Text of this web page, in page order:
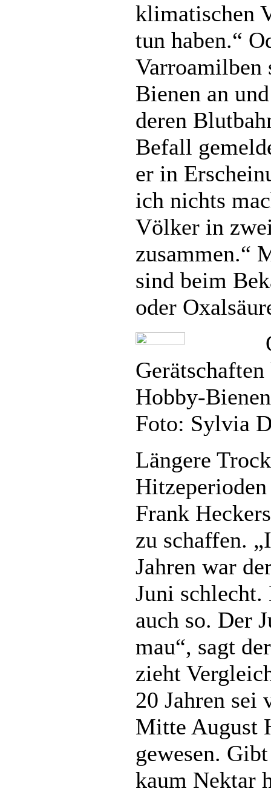
klimatischen
tun haben.“
Varroamilben
Bienen an
deren
Befall
er in
ich nichts
Völker in
zusammen.“
sind beim
oder
Hobby-
Foto: Sylvia
Längere
Frank
zu schaffen.
Jahren war
Juni schlecht.
auch so. Der
mau“, sagt
zieht
20 Jahren
Mitte August
gewesen.
kaum Nektar